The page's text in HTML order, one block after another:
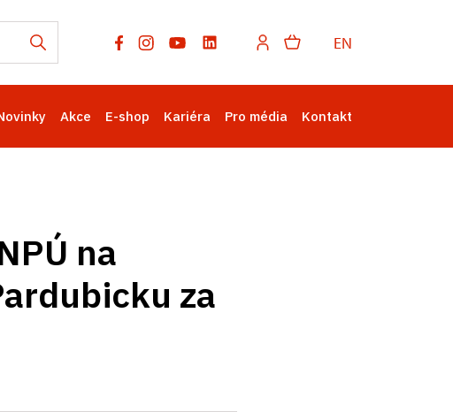
EN
Akce E-shop Kariéra Pro média Kontakt
na
za